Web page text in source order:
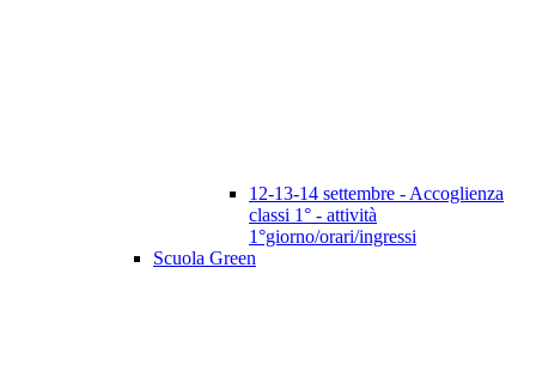
12-13-14 settembre - Accoglienza
classi 1° - attività
1°giorno/orari/ingressi
Scuola Green